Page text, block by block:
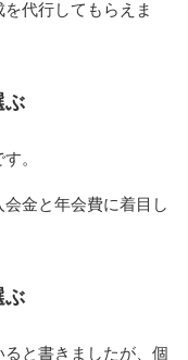
代行してもらえま
ぶ
。
金と年会費に着目し
ぶ
と書きましたが、個